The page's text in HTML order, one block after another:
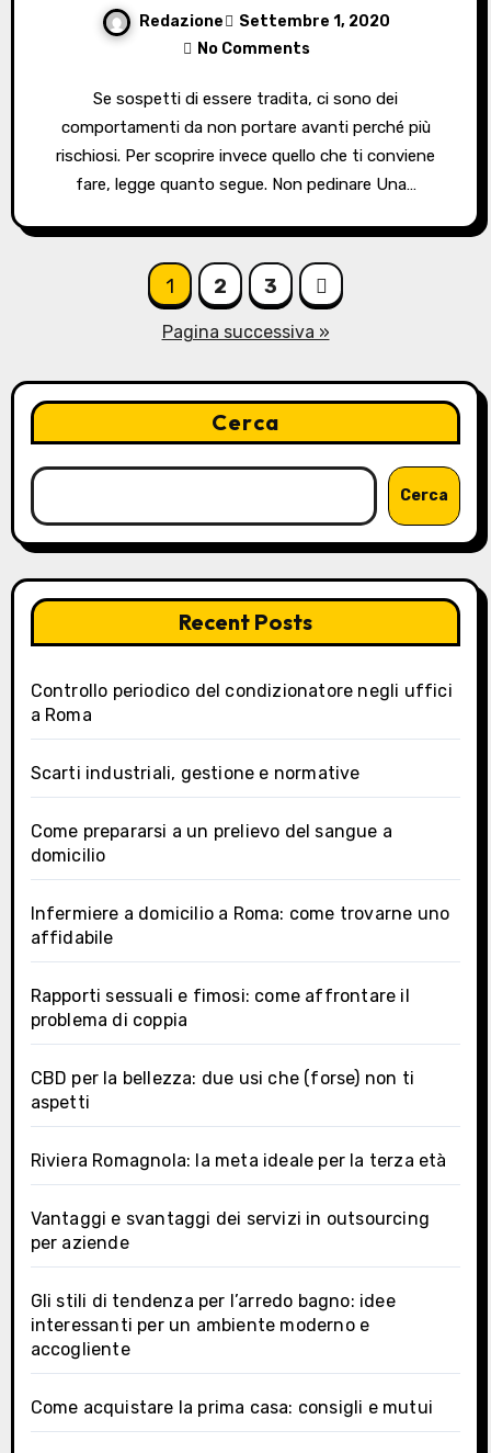
Redazione
Settembre 1, 2020
No Comments
Se sospetti di essere tradita, ci sono dei
comportamenti da non portare avanti perché più
rischiosi. Per scoprire invece quello che ti conviene
fare, legge quanto segue. Non pedinare Una…
Paginazione
articoli
1 2 3
Pagina successiva »
Cerca
Cerca
Recent Posts
Controllo periodico del condizionatore negli uffici
a Roma
Scarti industriali, gestione e normative
Come prepararsi a un prelievo del sangue a
domicilio
Infermiere a domicilio a Roma: come trovarne uno
affidabile
Rapporti sessuali e fimosi: come affrontare il
problema di coppia
CBD per la bellezza: due usi che (forse) non ti
aspetti
Riviera Romagnola: la meta ideale per la terza età
Vantaggi e svantaggi dei servizi in outsourcing
per aziende
Gli stili di tendenza per l’arredo bagno: idee
interessanti per un ambiente moderno e
accogliente
Come acquistare la prima casa: consigli e mutui